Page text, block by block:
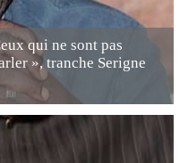
qui ne sont pas
», tranche Serigne